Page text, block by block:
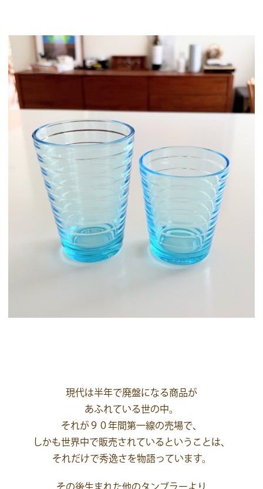
現代は半年で廃盤になる商品が
あふれている世の中。
それが９０年間第一線の売場で、
しかも世界中で販売されているということは、
それだけで秀逸さを物語っています。
その後生まれた他のタンブラーより